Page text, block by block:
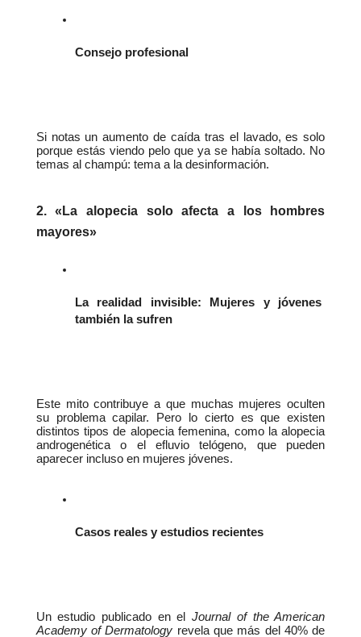
Consejo profesional
Si notas un aumento de caída tras el lavado, es solo
porque estás viendo pelo que ya se había soltado. No
temas al champú: tema a la desinformación.
2. «La alopecia solo afecta a los hombres
mayores»
La realidad invisible: Mujeres y jóvenes
también la sufren
Este mito contribuye a que muchas mujeres oculten
su problema capilar. Pero lo cierto es que existen
distintos tipos de alopecia femenina, como la alopecia
androgenética o el efluvio telógeno, que pueden
aparecer incluso en mujeres jóvenes.
Casos reales y estudios recientes
Un estudio publicado en el Journal of the American
Academy of Dermatology revela que más del 40% de